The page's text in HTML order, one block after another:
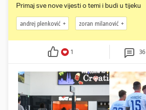
Primaj sve nove vijesti o temi i budi u tijeku
andrej plenković zoran milanović
1 36